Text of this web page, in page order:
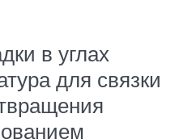
в углах
для связки